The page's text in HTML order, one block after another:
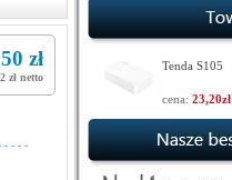
zł
zł netto
Tenda S105
cena: 23,20zł